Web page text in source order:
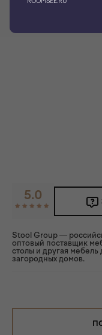
5.0
Stool Group —
оптовый поставщик
столы и другая мебель
загородных домов.